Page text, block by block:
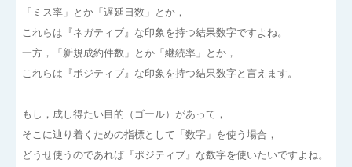
「ミス率」とか「遅延日数」とか，
これらは『ネガティブ』な印象を持つ結果数字ですよね。
一方，「新規成約件数」とか「継続率」とか，
これらは『ポジティブ』な印象を持つ結果数字と言えます。
もし，成し得たい目的（ゴール）があって，
そこに辿り着くための指標として「数字」を使う場合，
どうせ使うのであれば『ポジティブ』な数字を使いたいですよね。